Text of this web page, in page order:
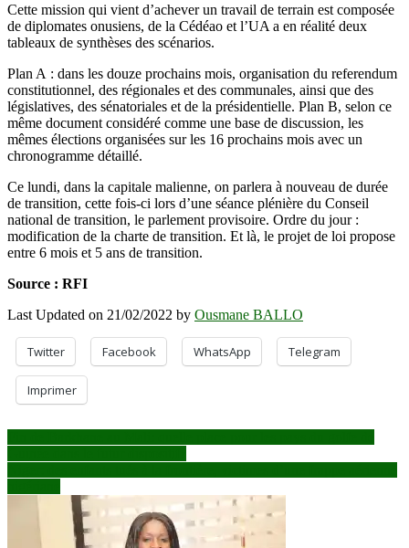
Cette mission qui vient d’achever un travail de terrain est composée
de diplomates onusiens, de la Cédéao et l’UA a en réalité deux
tableaux de synthèses des scénarios.
Plan A : dans les douze prochains mois, organisation du referendum
constitutionnel, des régionales et des communales, ainsi que des
législatives, des sénatoriales et de la présidentielle. Plan B, selon ce
même document considéré comme une base de discussion, les
mêmes élections organisées sur les 16 prochains mois avec un
chronogramme détaillé.
Ce lundi, dans la capitale malienne, on parlera à nouveau de durée
de transition, cette fois-ci lors d’une séance plénière du Conseil
national de transition, le parlement provisoire. Ordre du jour :
modification de la charte de transition. Et là, le projet de loi propose
entre 6 mois et 5 ans de transition.
Source : RFI
Last Updated on 21/02/2022 by Ousmane BALLO
Twitter Facebook WhatsApp Telegram
Imprimer
Navigation
de
l’article